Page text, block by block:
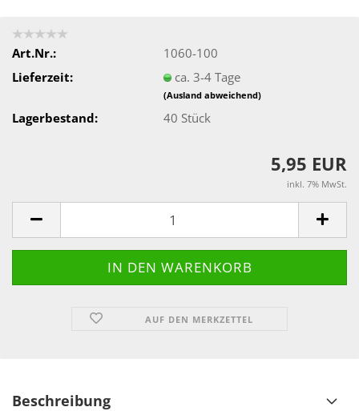
Art.Nr.:
1060-100
Lieferzeit:
ca. 3-4 Tage
(Ausland abweichend)
Lagerbestand: 40 Stück
5,95 EUR
inkl. 7% MwSt.
AUF DEN MERKZETTEL
Beschreibung